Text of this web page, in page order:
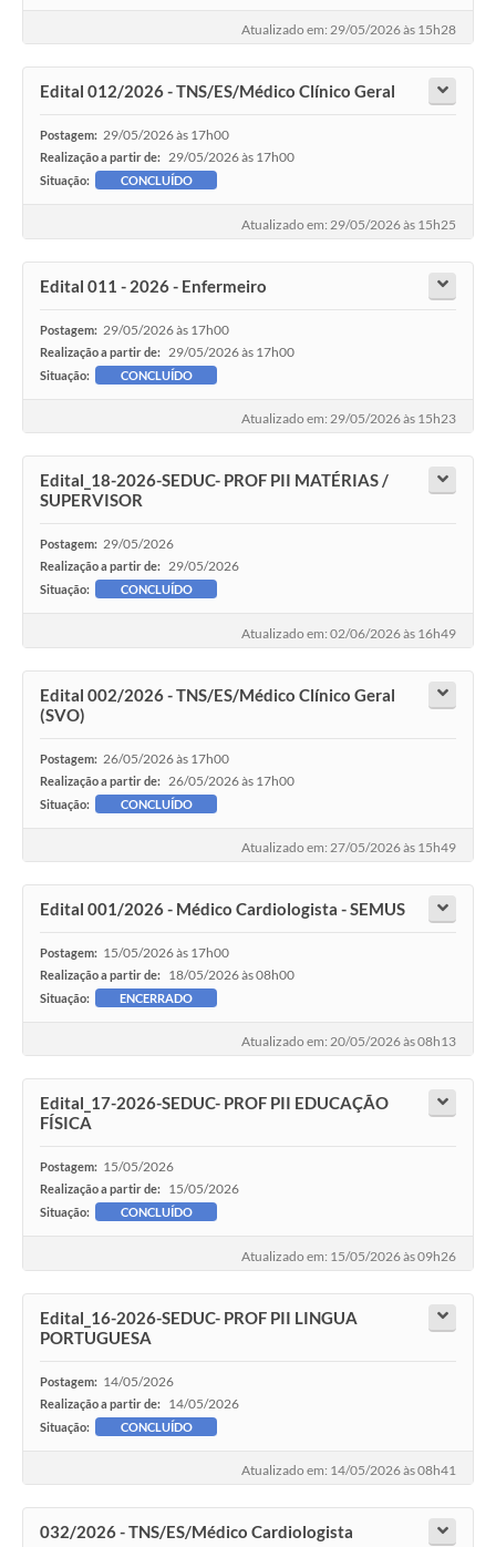
Atualizado em: 29/05/2026 às 15h28
Edital 012/2026 - TNS/ES/Médico Clínico Geral
Postagem: 29/05/2026 às 17h00
Realização a partir de: 29/05/2026 às 17h00
Situação: CONCLUÍDO
Atualizado em: 29/05/2026 às 15h25
Edital 011 - 2026 - Enfermeiro
Postagem: 29/05/2026 às 17h00
Realização a partir de: 29/05/2026 às 17h00
Situação: CONCLUÍDO
Atualizado em: 29/05/2026 às 15h23
Edital_18-2026-SEDUC- PROF PII MATÉRIAS /
SUPERVISOR
Postagem: 29/05/2026
Realização a partir de: 29/05/2026
Situação: CONCLUÍDO
Atualizado em: 02/06/2026 às 16h49
Edital 002/2026 - TNS/ES/Médico Clínico Geral
(SVO)
Postagem: 26/05/2026 às 17h00
Realização a partir de: 26/05/2026 às 17h00
Situação: CONCLUÍDO
Atualizado em: 27/05/2026 às 15h49
Edital 001/2026 - Médico Cardiologista - SEMUS
Postagem: 15/05/2026 às 17h00
Realização a partir de: 18/05/2026 às 08h00
Situação: ENCERRADO
Atualizado em: 20/05/2026 às 08h13
Edital_17-2026-SEDUC- PROF PII EDUCAÇÃO
FÍSICA
Postagem: 15/05/2026
Realização a partir de: 15/05/2026
Situação: CONCLUÍDO
Atualizado em: 15/05/2026 às 09h26
Edital_16-2026-SEDUC- PROF PII LINGUA
PORTUGUESA
Postagem: 14/05/2026
Realização a partir de: 14/05/2026
Situação: CONCLUÍDO
Atualizado em: 14/05/2026 às 08h41
032/2026 - TNS/ES/Médico Cardiologista